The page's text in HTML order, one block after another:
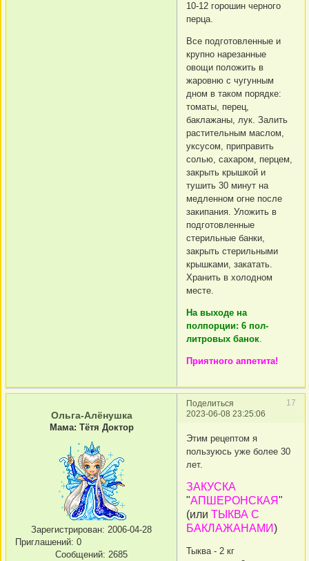
10-12 горошин черного
перца.
Все подготовленные и
крупно нарезанные
овощи положить в
жаровню с чугунным
дном в таком порядке:
томаты, перец,
баклажаны, лук. Залить
растительным маслом,
уксусом, приправить
солью, сахаром, перцем,
закрыть крышкой и
тушить 30 минут на
медленном огне после
закипания. Уложить в
подготовленные
стерильные банки,
закрыть стерильными
крышками, закатать.
Хранить в холодном
месте.
На выходе на
полпорции: 6 пол-
литровых банок.
Приятного аппетита!
Поделиться
17
2023-06-08 23:25:06
Ольга-Алёнушка
Мама: Тётя Доктор
Зарегистрирован: 2006-04-28
Приглашений: 0
Сообщений: 2685
Этим рецептом я
пользуюсь уже более 30
лет.
ЗАКУСКА
"АПШЕРОНСКАЯ"
(или ТЫКВА С
БАКЛАЖАНАМИ)
Тыква - 2 кг